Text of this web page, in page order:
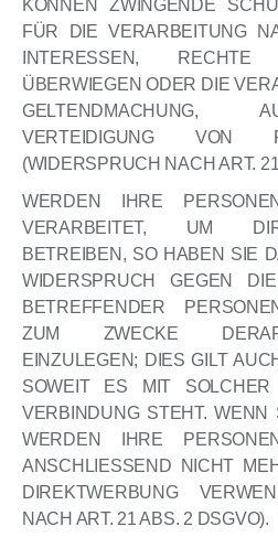
KÖNNEN ZWINGENDE
FÜR DIE VERARBEITUNG
INTERESSEN,
ÜBERWIEGEN ODER DIE
GELTENDMACHUNG,
VERTEIDIGUNG VON
(WIDERSPRUCH NACH ART.
WERDEN IHRE
VERARBEITET, UM
BETREIBEN, SO HABEN SIE
WIDERSPRUCH GEGEN
BETREFFENDER
ZUM ZWECKE
EINZULEGEN; DIES GILT
SOWEIT ES MIT SOLCHER
VERBINDUNG STEHT. WENN
WERDEN IHRE
ANSCHLIESSEND NICHT
DIREKTWERBUNG
NACH ART. 21 ABS. 2 DSGVO).